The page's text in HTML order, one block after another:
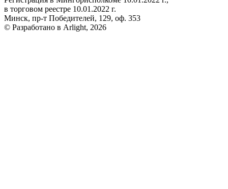
в торговом реестре 10.01.2022 г.
Минск, пр-т Победителей, 129, оф. 353
© Разработано в Arlight, 2026